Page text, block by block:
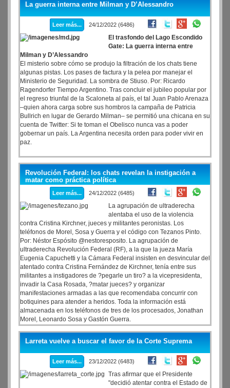
La guerra interna entre Milman y D’Alessandro
Leer más... 24/12/2022 (6486)
El trasfondo del Lago Escondido
Gate: La guerra interna entre
Milman y D’Alessandro
El misterio sobre cómo se produjo la filtración de los chats tiene
algunas pistas. Los pases de factura y la pelea por manejar el
Ministerio de Seguridad. La sombra de Stiuso. Por: Ricardo
Ragendorfer Tiempo Argentino. Tras concluir el jubileo popular por
el regreso triunfal de la Scaloneta al país, el tal Juan Pablo Arenaza
–quien ahora carga sobre sus hombros la campaña de Patricia
Bullrich en lugar de Gerardo Milman– se permitió una chicana en su
cuenta de Twitter: Si te toman el Obelisco nunca vas a poder
gobernar un país. La Argentina necesita orden para poder vivir en
paz.
Revolución Federal: los chats revelan la instigación a
matar como práctica política
Leer más... 24/12/2022 (6485)
La agrupación de ultraderecha
alentaba el uso de la violencia
contra Cristina Kirchner, jueces y militantes peronistas. Los
teléfonos de Morel, Sosa y Guerra y el código con Tezanos Pinto.
Por: Néstor Espósito @nestoresposito. La agrupación de
ultraderecha Revolución Federal (RF), a la que la jueza María
Eugenia Capuchetti y la Cámara Federal insisten en desvincular del
atentado contra Cristina Fernández de Kirchner, tenía entre sus
militantes a instigadores de ?pegarle un tiro? a la vicepresidenta,
invadir la Casa Rosada, ?matar jueces? y organizar
manifestaciones armadas a las que recomendaba concurrir con
botiquines para atender a heridos. Toda la información está
almacenada en los teléfonos de tres de los procesados, Jonathan
Morel, Leonardo Sosa y Gastón Guerra.
Larreta vuelve a buscar el favor de la Corte Suprema
Leer más... 23/12/2022 (6483)
Tras afirmar que el Presidente
"decidió atentar contra el Estado de